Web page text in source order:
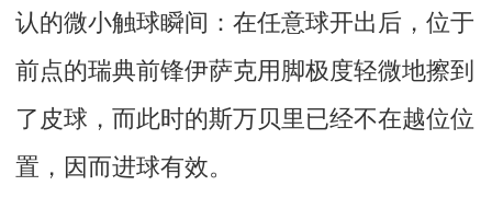
认的微小触球瞬间：在任意球开出后，位于
前点的瑞典前锋伊萨克用脚极度轻微地擦到
了皮球，而此时的斯万贝里已经不在越位位
置，因而进球有效。